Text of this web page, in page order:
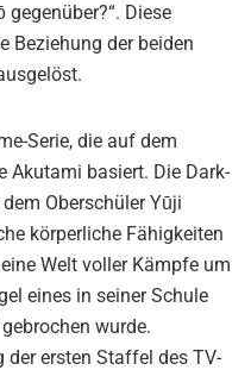
gegenüber?“. Diese
Beziehung der beiden
Serie, die auf dem
Akutami basiert. Die Dark-
Oberschüler Yūji
körperliche Fähigkeiten
Welt voller Kämpfe um
eines in seiner Schule
wurde.
der ersten Staffel des TV-